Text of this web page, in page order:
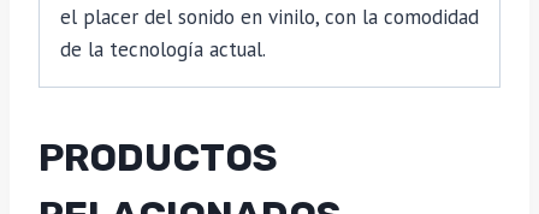
el placer del sonido en vinilo, con la comodidad
de la tecnología actual.
PRODUCTOS